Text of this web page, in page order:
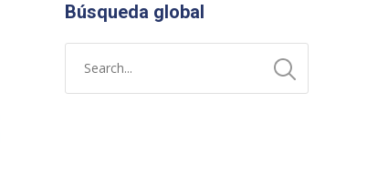
Búsqueda global